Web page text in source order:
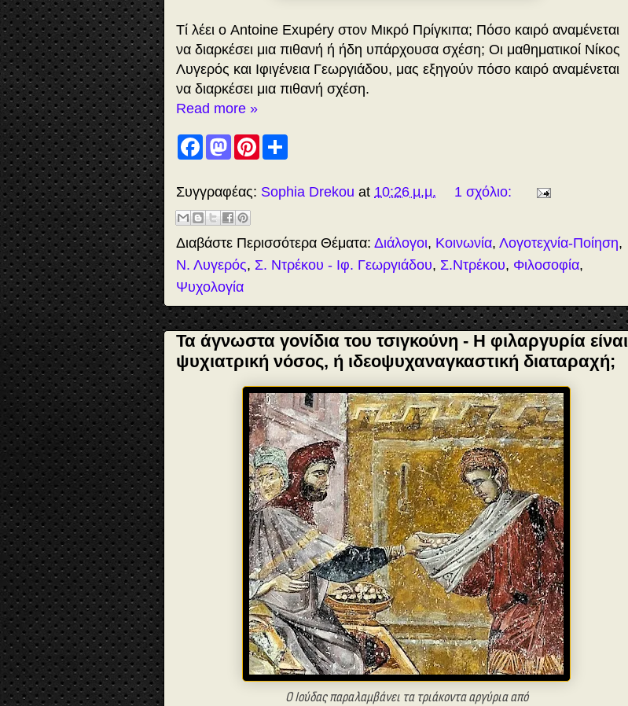
Τί λέει ο Antoine Exupéry στον Μικρό Πρίγκιπα; Πόσο καιρό αναμένεται
να διαρκέσει μια πιθανή ή ήδη υπάρχουσα σχέση; Οι μαθηματικοί Νίκος
Λυγερός και Ιφιγένεια Γεωργιάδου, μας εξηγούν πόσο καιρό αναμένεται
να διαρκέσει μια πιθανή σχέση.
Read more »
F
a
b
o
o
k
M
a
o
o
n
P
e
t
e
Συγγραφέας: Sophia Drekou at 10:26 μ.μ. 1 σχόλιο:
Διαβάστε Περισσότερα Θέματα: Διάλογοι, Κοινωνία, Λογοτεχνία-Ποίηση,
Ν. Λυγερός, Σ. Ντρέκου - Ιφ. Γεωργιάδου, Σ.Ντρέκου, Φιλοσοφία,
Ψυχολογία
Τα άγνωστα γονίδια του τσιγκούνη - Η φιλαργυρία είναι
ψυχιατρική νόσος, ή ιδεοψυχαναγκαστική διαταραχή;
Ο Ιούδας παραλαμβάνει τα τριάκοντα αργύρια από